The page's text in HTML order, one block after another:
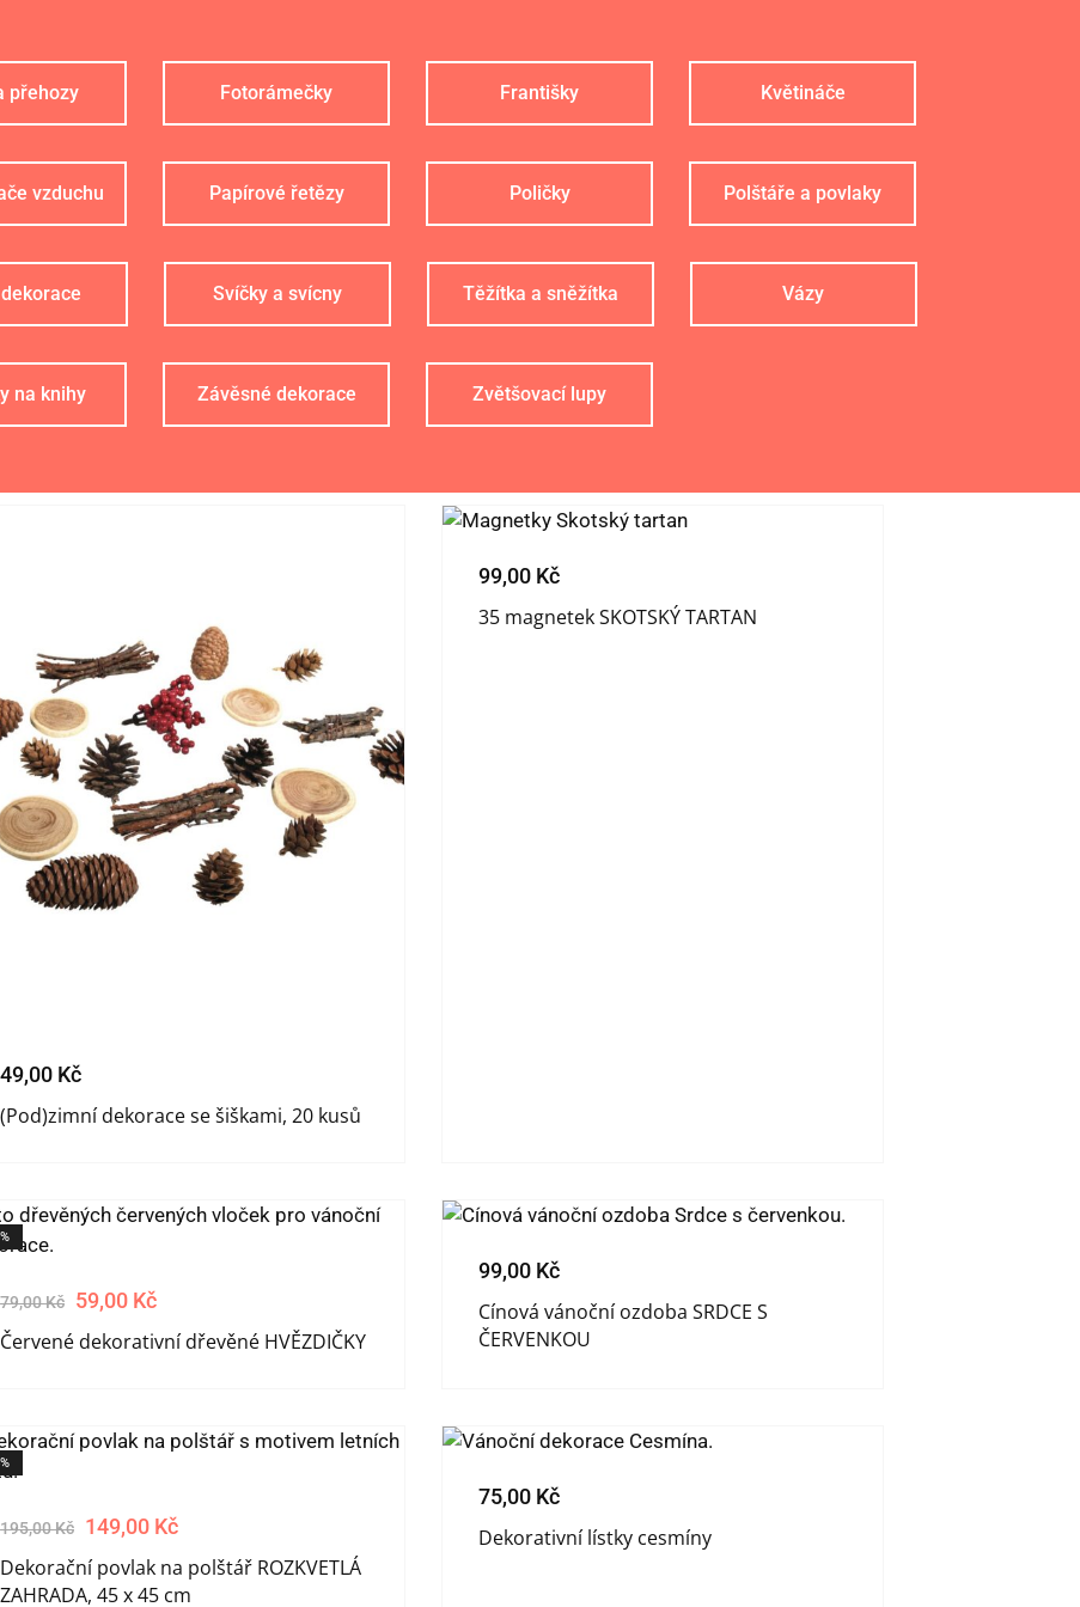
přehozy Fotorámečky Františky Květináče
vzduchu Papírové řetězy Poličky Polštáře a povlaky
Svíčky a svícny Těžítka a sněžítka Vázy
na knihy Závěsné dekorace Zvětšovací lupy
49,00 Kč
(Pod)zimní dekorace se šiškami, 20 kusů
99,00 Kč
35 magnetek SKOTSKÝ TARTAN
79,00Kč 59,00 Kč
Červené dekorativní dřevěné HVĚZDIČKY
99,00 Kč
Cínová vánoční ozdoba SRDCE S
ČERVENKOU
195,00Kč 149,00 Kč
Dekorační povlak na polštář ROZKVETLÁ
ZAHRADA, 45 x 45 cm
75,00 Kč
Dekorativní lístky cesmíny